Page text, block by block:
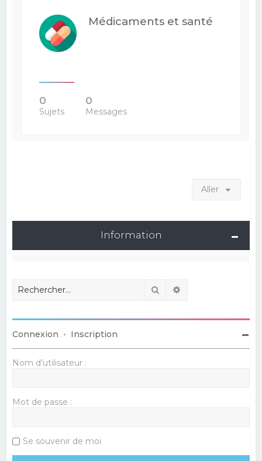
Médicaments et santé
0
Sujets
0
Messages
Aller
Information
Rechercher
Connexion • Inscription
Nom d’utilisateur :
Mot de passe :
Se souvenir de moi